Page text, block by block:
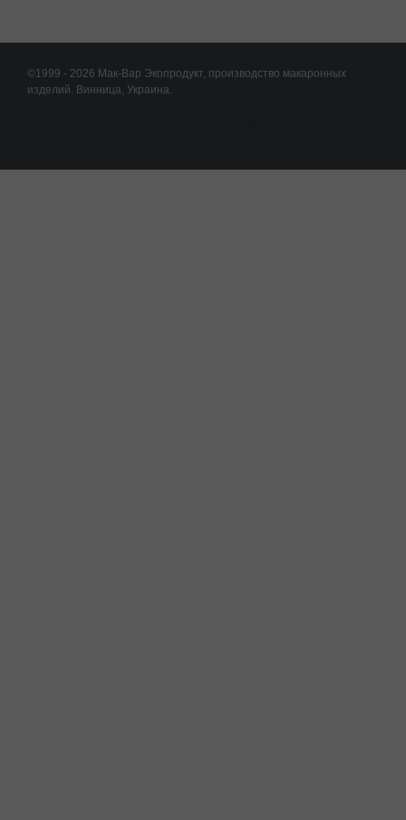
©1999 - 2026 Мак-Вар Экопродукт, производство макаронных
изделий. Винница, Украина.